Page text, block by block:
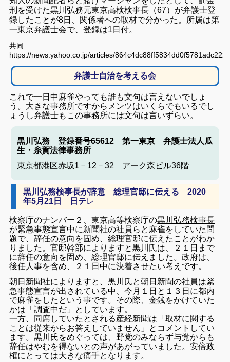
刑を受けた黒川弘務元東京高検検事長（67）が弁護士登
録したことが8日、関係者への取材で分かった。所属は第
一東京弁護士会で、登録は1日付。
共同
https://news.yahoo.co.jp/articles/
弁護士自治を考える会
これで一日中麻雀やっても誰も文句は言えないでしょ
う。大きな事務所ですからメンツはいくらでもいるでし
ょうし弁護士もこの事務所には文句は言いずらい。
黒川弘務 登録番号65612 第一東京 弁護士法人瓜
生・糸賀法律事務所
東京都港区赤坂1－12－32 アーク森ビル36階
黒川弘務検事長が辞意 総理官邸に伝える 2020
年5月21日 日テレ
検察庁のナンバー２、東京高等検察庁の黒川弘務検事長
が緊急事態宣言中に新聞社の社員らと麻雀をしていた問
題で、辞任の意向を固め、総理官邸に伝えたことがわか
りました。官邸幹部によりますと黒川氏は、２１日まで
に辞任の意向を固め、総理官邸に伝えました。政府は、
後任人事を含め、２１日中に決着させたい考えです。
朝日新聞社によりますと、黒川氏と朝日新聞の社員は緊
急事態宣言が出されている中、今月１日と１３日に都内
で麻雀をしたという事です。その際、金銭をかけていた
かは「調査中だ」としています。
一方、同席していたとされる産経新聞は「取材に関する
ことは従来からお答えしていません」とコメントしてい
ます。黒川氏をめぐっては、野党のみならず与党からも
辞任はやむを得ないとの声があがっていました。安倍政
権にとっては大きな痛手となります。